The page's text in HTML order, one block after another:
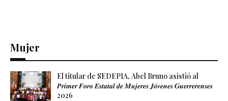
Mujer
El titular de SEDEPIA, Abel Bruno asistió al
𝑷𝒓𝒊𝒎𝒆𝒓 𝑭𝒐𝒓𝒐 𝑬𝒔𝒕𝒂𝒕𝒂𝒍 𝒅𝒆 𝑴𝒖𝒋𝒆𝒓𝒆𝒔 𝑱𝒐́𝒗𝒆𝒏𝒆𝒔 𝑮𝒖𝒆𝒓𝒓𝒆𝒓𝒆𝒏𝒔𝒆𝒔
2026